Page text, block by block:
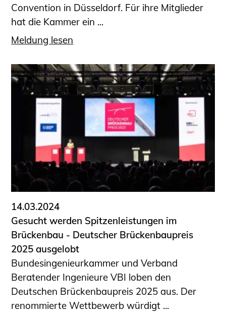
Convention in Düsseldorf. Für ihre Mitglieder
hat die Kammer ein ...
Meldung lesen
14.03.2024
Gesucht werden Spitzenleistungen im
Brückenbau - Deutscher Brückenbaupreis
2025 ausgelobt
Bundesingenieurkammer und Verband
Beratender Ingenieure VBI loben den
Deutschen Brückenbaupreis 2025 aus. Der
renommierte Wettbewerb würdigt ...